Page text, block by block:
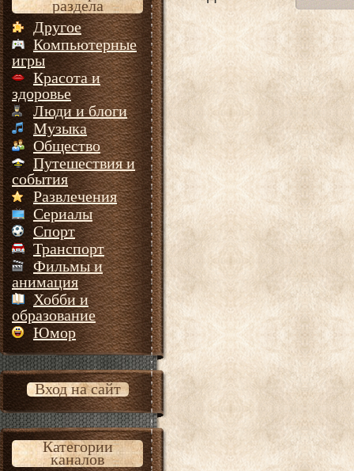
раздела
Другое
Компьютерные
игры
Красота и
здоровье
Люди и блоги
Музыка
Общество
Путешествия и
события
Развлечения
Сериалы
Спорт
Транспорт
Фильмы и
анимация
Хобби и
образование
Юмор
Вход на сайт
Категории
каналов